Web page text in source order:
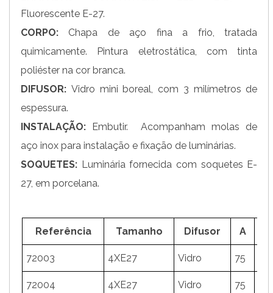
Fluorescente E-27.
CORPO: Chapa de aço fina a frio, tratada
quimicamente. Pintura eletrostática, com tinta
poliéster na cor branca.
DIFUSOR: Vidro mini boreal, com 3 milímetros de
espessura.
INSTALAÇÃO: Embutir. Acompanham molas de
aço inox para instalação e fixação de luminárias.
SOQUETES: Luminária fornecida com soquetes E-
27, em porcelana.
Referência Tamanho Difusor A
72003 4XE27 Vidro 75
72004 4XE27 Vidro 75